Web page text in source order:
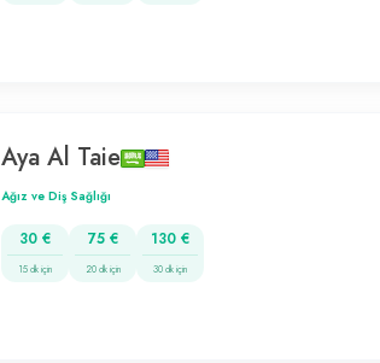
Aya Al Taie
Ağız ve Diş Sağlığı
30 €
15 dk için
75 €
20 dk için
130 €
30 dk için